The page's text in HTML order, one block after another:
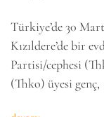
Türkiye’de 30 Mart
Kızıldere’de bir
Partisi/cephesi
(Thko) üyesi genç,